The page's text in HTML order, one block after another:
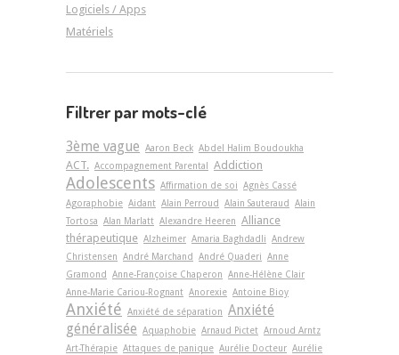
Logiciels / Apps
Matériels
Filtrer par mots-clé
3ème vague Aaron Beck Abdel Halim Boudoukha
ACT. Accompagnement Parental Addiction
Adolescents Affirmation de soi Agnès Cassé
Agoraphobie Aidant Alain Perroud Alain Sauteraud
Alain
Tortosa Alan Marlatt Alexandre Heeren Alliance
thérapeutique Alzheimer Amaria Baghdadli Andrew
Christensen André Marchand André Quaderi Anne
Gramond
Anne-Françoise Chaperon Anne-Hélène Clair
Anne-Marie Cariou-Rognant Anorexie Antoine Bioy
Anxiété Anxiété de séparation Anxiété
généralisée Aquaphobie Arnaud Pictet Arnoud Arntz
Art-Thérapie Attaques de panique Aurélie Docteur Aurélie